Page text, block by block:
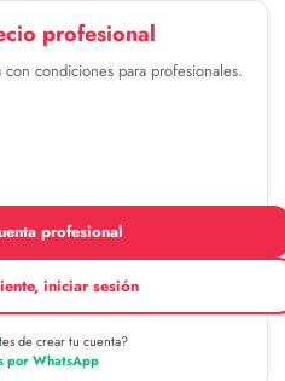
profesional
condiciones para profesionales.
profesional
iniciar sesión
de crear tu cuenta?
por WhatsApp